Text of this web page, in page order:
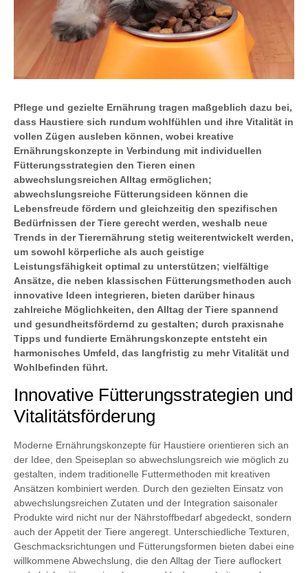
Pflege und gezielte Ernährung tragen maßgeblich dazu bei,
dass Haustiere sich rundum wohlfühlen und ihre Vitalität in
vollen Zügen ausleben können, wobei kreative
Ernährungskonzepte in Verbindung mit individuellen
Fütterungsstrategien den Tieren einen
abwechslungsreichen Alltag ermöglichen;
abwechslungsreiche Fütterungsideen können die
Lebensfreude fördern und gleichzeitig den spezifischen
Bedürfnissen der Tiere gerecht werden, weshalb neue
Trends in der Tierernährung stetig weiterentwickelt werden,
um sowohl körperliche als auch geistige
Leistungsfähigkeit optimal zu unterstützen; vielfältige
Ansätze, die neben klassischen Fütterungsmethoden auch
innovative Ideen integrieren, bieten darüber hinaus
zahlreiche Möglichkeiten, den Alltag der Tiere spannend
und gesundheitsfördernd zu gestalten; durch praxisnahe
Tipps und fundierte Ernährungskonzepte entsteht ein
harmonisches Umfeld, das langfristig zu mehr Vitalität und
Wohlbefinden führt.
Innovative Fütterungsstrategien und
Vitalitätsförderung
Moderne Ernährungskonzepte für Haustiere orientieren sich an
der Idee, den Speiseplan so abwechslungsreich wie möglich zu
gestalten, indem traditionelle Futtermethoden mit kreativen
Ansätzen kombiniert werden. Durch den gezielten Einsatz von
abwechslungsreichen Zutaten und der Integration saisonaler
Produkte wird nicht nur der Nährstoffbedarf abgedeckt, sondern
auch der Appetit der Tiere angeregt. Unterschiedliche Texturen,
Geschmacksrichtungen und Fütterungsformen bieten dabei eine
willkommene Abwechslung, die den Alltag der Tiere auflockert